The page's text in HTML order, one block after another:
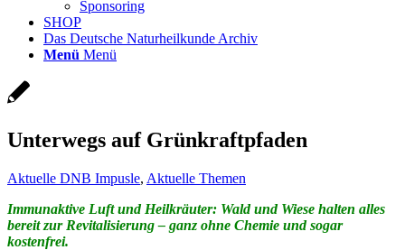
Sponsoring
SHOP
Das Deutsche Naturheilkunde Archiv
Menü Menü
Unterwegs auf Grünkraftpfaden
Aktuelle DNB Impusle, Aktuelle Themen
Immunaktive Luft und Heilkräuter: Wald und Wiese halten alles
bereit zur Revitalisierung – ganz ohne Chemie und sogar
kostenfrei.